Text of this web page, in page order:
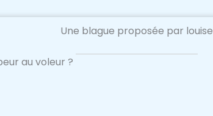
Une blague proposée par louise
au voleur ?